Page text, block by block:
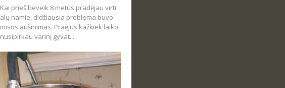
Kai prieš beveik 8 metus pradėjau virti
alų namie, didžiausia problema buvo
misos aušinimas. Praėjus kažkiek laiko,
nusipirkau varinį gyvat...